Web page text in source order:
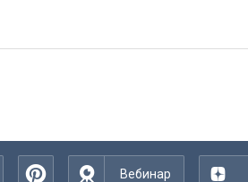
Вебинар